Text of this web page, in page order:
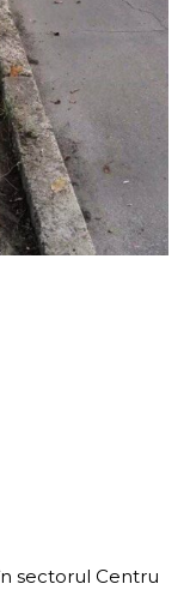
sectorul Centru